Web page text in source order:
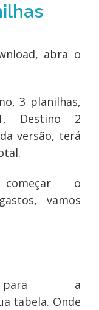
abra o
3 planilhas,
Destino 2
versão, terá
o
vamos
a
tabela. Onde